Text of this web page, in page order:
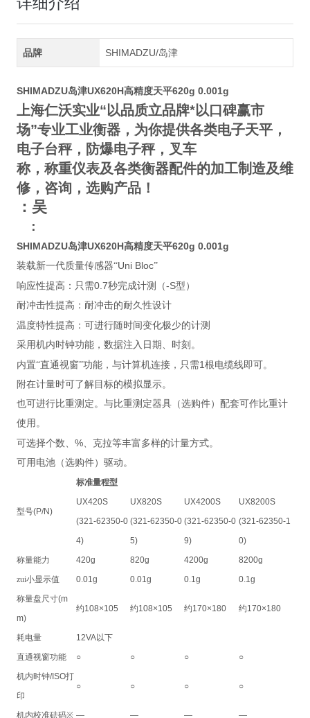
品牌 SHIMADZU/岛津
SHIMADZU岛津UX620H高精度天平620g 0.001g
上海仁沃实业“以品质立品牌*以口碑赢市
场”专业工业衡器，为你提供各类电子天平，
电子台秤，防爆电子秤，叉车
称，称重仪表及各类衡器配件的加工制造及维
修，咨询，选购产品！
：吴
：
SHIMADZU岛津UX620H高精度天平620g 0.001g
装载新一代质量传感器“Uni Bloc”
响应性提高：只需0.7秒完成计测（-S型）
耐冲击性提高：耐冲击的耐久性设计
温度特性提高：可进行随时间变化极少的计测
采用机内时钟功能，数据注入日期、时刻。
内置“直通视窗”功能，与计算机连接，只需1根电缆线即可。
附在计量时可了解目标的模拟显示。
也可进行比重测定。与比重测定器具（选购件）配套可作比重计
使用。
可选择个数、 %、克拉等丰富多样的计量方式。
可用电池（选购件）驱动。
型号(P/N)
标准量程型
UX420S
UX820S UX4200S
UX8200S
(321-62350-0
4)
(321-62350-0
5)
(321-62350-0
9)
(321-62350-1
0)
称量能力
420g 820g 4200g
8200g
zui小显示值
0.01g 0.01g 0.1g
0.1g
称量盘尺寸(m
m)
约108×105 约108×105 约170×180 约170×180
耗电量 12VA以下
直通视窗功能
○ ○ ○
○
机内时钟/ISO打
印
○ ○ ○ ○
机内校准砝码※ — — — —